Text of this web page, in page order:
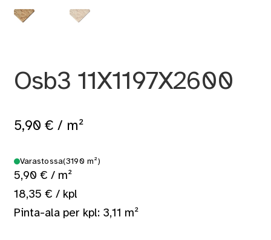
Osb3 11X1197X2600
5,90 € / m²
Varastossa(3190 m²)
5,90 € / m²
18,35 € / kpl
Pinta-ala per kpl: 3,11 m²